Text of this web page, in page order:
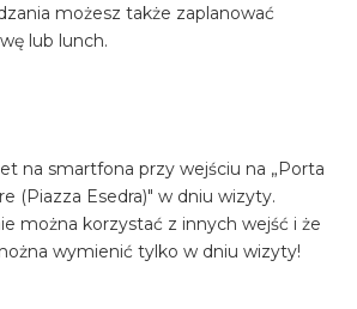
możesz także zaplanować
lub lunch.
na smartfona przy wejściu na „Porta
(Piazza Esedra)" w dniu wizyty.
można korzystać z innych wejść i że
wymienić tylko w dniu wizyty!